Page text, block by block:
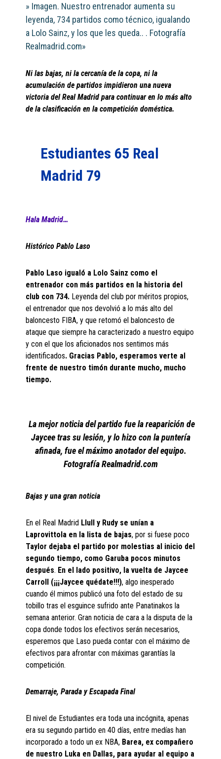
» Imagen. Nuestro entrenador aumenta su
leyenda, 734 partidos como técnico, igualando
a Lolo Sainz, y los que les queda.. . Fotografía
Realmadrid.com»
Ni las bajas, ni la cercanía de la copa, ni la
acumulación de partidos impidieron una nueva
victoria del Real Madrid para continuar en lo más alto
de la clasificación en la competición doméstica.
Estudiantes 65 Real
Madrid 79
Hala Madrid…
Histórico Pablo Laso
Pablo Laso igualó a Lolo Sainz como el
entrenador con más partidos en la historia del
club con 734. Leyenda del club por méritos propios,
el entrenador que nos devolvió a lo más alto del
baloncesto FIBA, y que retomó el baloncesto de
ataque que siempre ha caracterizado a nuestro equipo
y con el que los aficionados nos sentimos más
identificados. Gracias Pablo, esperamos verte al
frente de nuestro timón durante mucho, mucho
tiempo.
La mejor noticia del partido fue la reaparición de
Jaycee tras su lesión, y lo hizo con la puntería
afinada, fue el máximo anotador del equipo.
Fotografía Realmadrid.com
Bajas y una gran noticia
En el Real Madrid Llull y Rudy se unían a
Laprovittola en la lista de bajas, por si fuese poco
Taylor dejaba el partido por molestias al inicio del
segundo tiempo, como Garuba pocos minutos
después. En el lado positivo, la vuelta de Jaycee
Carroll (¡¡¡Jaycee quédate!!!), algo inesperado
cuando él mimos publicó una foto del estado de su
tobillo tras el esguince sufrido ante Panatinakos la
semana anterior. Gran noticia de cara a la disputa de la
copa donde todos los efectivos serán necesarios,
esperemos que Laso pueda contar con el máximo de
efectivos para afrontar con máximas garantías la
competición.
Demarraje, Parada y Escapada Final
El nivel de Estudiantes era toda una incógnita, apenas
era su segundo partido en 40 días, entre medías han
incorporado a todo un ex NBA, Barea, ex compañero
de nuestro Luka en Dallas, para ayudar al equipo a